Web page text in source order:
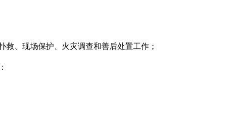
救、现场保护、火灾调查和善后处置工作；